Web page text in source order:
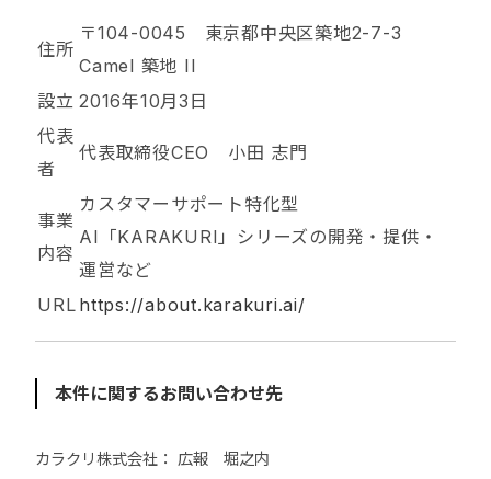
住所
〒104-0045 東京都中央区築地2-7-3
Camel 築地 II
設立 2016年10月3日
代表
者
代表取締役CEO 小田 志門
事業
内容
カスタマーサポート特化型
AI「KARAKURI」シリーズの開発・提供・
運営など
URL https://about.karakuri.ai/
本件に関するお問い合わせ先
カラクリ株式会社： 広報 堀之内